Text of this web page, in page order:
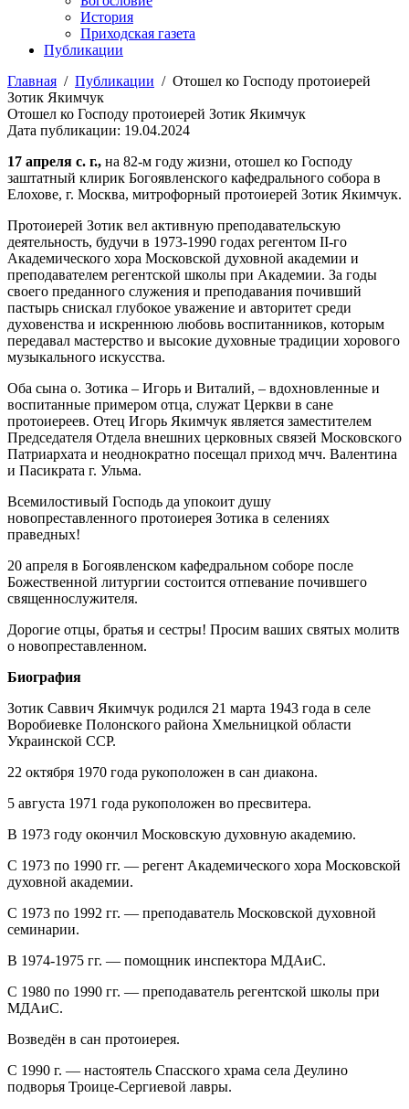
История
Приходская газета
Публикации
Главная / Публикации / Отошел ко Господу протоиерей
Зотик Якимчук
Отошел ко Господу протоиерей Зотик Якимчук
Дата публикации: 19.04.2024
17 апреля с. г., на 82-м году жизни, отошел ко Господу
заштатный клирик Богоявленского кафедрального собора в
Елохове, г. Москва, митрофорный протоиерей Зотик Якимчук.
Протоиерей Зотик вел активную преподавательскую
деятельность, будучи в 1973-1990 годах регентом II-го
Академического хора Московской духовной академии и
преподавателем регентской школы при Академии. За годы
своего преданного служения и преподавания почивший
пастырь снискал глубокое уважение и авторитет среди
духовенства и искреннюю любовь воспитанников, которым
передавал мастерство и высокие духовные традиции хорового
музыкального искусства.
Оба сына о. Зотика – Игорь и Виталий, – вдохновленные и
воспитанные примером отца, служат Церкви в сане
протоиереев. Отец Игорь Якимчук является заместителем
Председателя Отдела внешних церковных связей Московского
Патриархата и неоднократно посещал приход мчч. Валентина
и Пасикрата г. Ульма.
Всемилостивый Господь да упокоит душу
новопреставленного протоиерея Зотика в селениях
праведных!
20 апреля в Богоявленском кафедральном соборе после
Божественной литургии состоится отпевание почившего
священнослужителя.
Дорогие отцы, братья и сестры! Просим ваших святых молитв
о новопреставленном.
Биография
Зотик Саввич Якимчук родился 21 марта 1943 года в селе
Воробиевке Полонского района Хмельницкой области
Украинской ССР.
22 октября 1970 года рукоположен в сан диакона.
5 августа 1971 года рукоположен во пресвитера.
В 1973 году окончил Московскую духовную академию.
С 1973 по 1990 гг. — регент Академического хора Московской
духовной академии.
С 1973 по 1992 гг. — преподаватель Московской духовной
семинарии.
В 1974-1975 гг. — помощник инспектора МДАиС.
С 1980 по 1990 гг. — преподаватель регентской школы при
МДАиС.
Возведён в сан протоиерея.
С 1990 г. — настоятель Спасского храма села Деулино
подворья Троице-Сергиевой лавры.